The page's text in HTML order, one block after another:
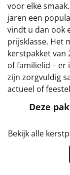
€100 en hoger
Alle
Thema
Origineel
Rituals
Luxe
voor elke
jaren een
vindt u dan ook
prijsklasse. Het
kerstpakket van
of familielid – er
zijn zorgvuldig
actueel of
Deze
Bekijk alle